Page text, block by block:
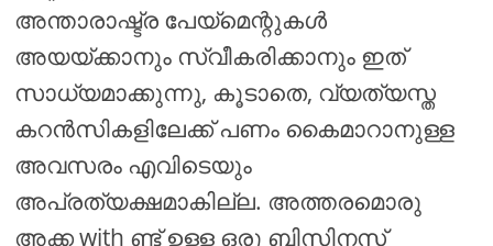
അന്താരാഷ്ട്ര പേയ്മെന്റുകൾ
അയയ്ക്കാനും സ്വീകരിക്കാനും ഇത്
സാധ്യമാക്കുന്നു, കൂടാതെ, വ്യത്യസ്ത
കറൻസികളിലേക്ക് പണം കൈമാറാനുള്ള
അവസരം എവിടെയും
അപ്രത്യക്ഷമാകില്ല. അത്തരമൊരു
അക്ക with ണ്ട് ഉള്ള ഒരു ബിസിനസ്